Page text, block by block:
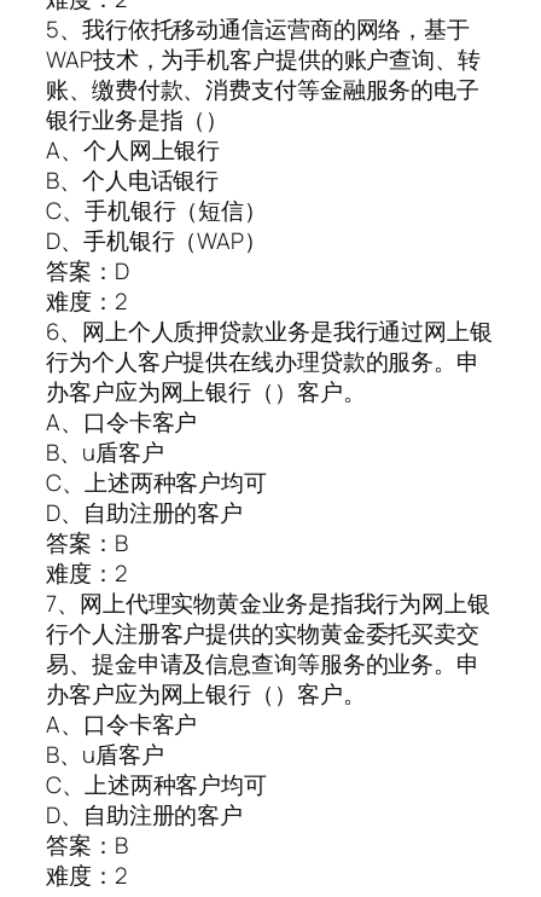
5、我行依托移动通信运营商的网络，基于
WAP技术，为手机客户提供的账户查询、转
账、缴费付款、消费支付等金融服务的电子
银行业务是指（）
A、个人网上银行
B、个人电话银行
C、手机银行（短信）
D、手机银行（WAP）
答案：D
难度：2
6、网上个人质押贷款业务是我行通过网上银
行为个人客户提供在线办理贷款的服务。申
办客户应为网上银行（）客户。
A、口令卡客户
B、u盾客户
C、上述两种客户均可
D、自助注册的客户
答案：B
难度：2
7、网上代理实物黄金业务是指我行为网上银
行个人注册客户提供的实物黄金委托买卖交
易、提金申请及信息查询等服务的业务。申
办客户应为网上银行（）客户。
A、口令卡客户
B、u盾客户
C、上述两种客户均可
D、自助注册的客户
答案：B
难度：2